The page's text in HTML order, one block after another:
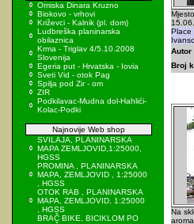
Omiska Dinara Kruzno
Biokovo - vrhovi
Križevci - Kalnik (pl. dom)
Ludbreška planinarska
obilaznica
Krma - Triglav 4/5.10.2008
Slovenija
Egeria put - Hrvatska - Iovia
Sveti Vid - otok Pag
Spilja pod Zir - om
ZIR
Podkilavac-Mudna dol-Hahlići-
Kolac-Podki
Najnovije Web shop
SVILAJA, PLANINARSKA
MAPA ZEMLJOVID,1:25000,
HGSS
PROMINA , PLANINARSKA
MAPA, ZEMLJOVID , 1:25000
, HGSS
OTOK RAB , PLANINARSKA
MAPA, ZEMLJOVID, 1:25000
, HGSS
BRAČ BIKE, BICIKLOM PO
Place
Autor
Broj
Na